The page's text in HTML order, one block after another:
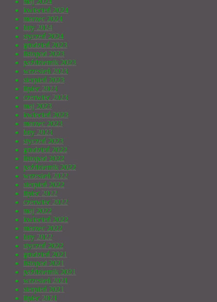
kwiecień 2024
marzec 2024
luty 2024
styczeń 2024
grudzień 2023
listopad 2023
październik 2023
wrzesień 2023
sierpień 2023
lipiec 2023
czerwiec 2023
maj 2023
kwiecień 2023
marzec 2023
luty 2023
styczeń 2023
grudzień 2022
listopad 2022
październik 2022
wrzesień 2022
sierpień 2022
lipiec 2022
czerwiec 2022
maj 2022
kwiecień 2022
marzec 2022
luty 2022
styczeń 2022
grudzień 2021
listopad 2021
październik 2021
wrzesień 2021
sierpień 2021
lipiec 2021